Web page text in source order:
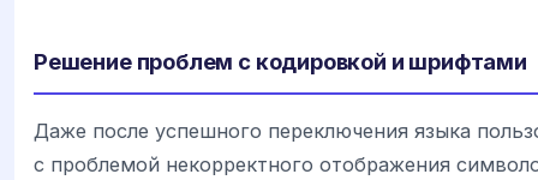
Решение проблем с кодировкой и шрифтами
Даже после успешного переключения языка
с проблемой некорректного отображения